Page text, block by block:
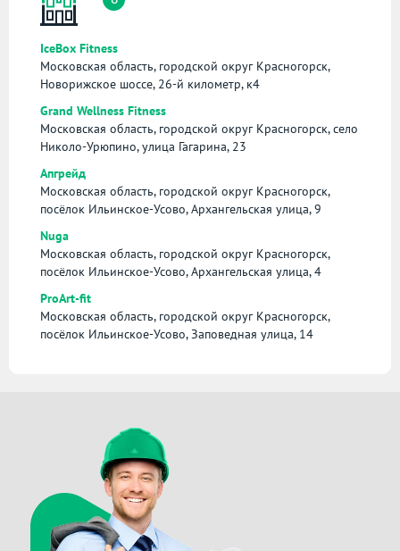
IceBox Fitness
Московская область, городской округ Красногорск,
Новорижское шоссе, 26-й километр, к4
Grand Wellness Fitness
Московская область, городской округ Красногорск, село
Николо-Урюпино, улица Гагарина, 23
Апгрейд
Московская область, городской округ Красногорск,
посёлок Ильинское-Усово, Архангельская улица, 9
Nuga
Московская область, городской округ Красногорск,
посёлок Ильинское-Усово, Архангельская улица, 4
ProArt-fit
Московская область, городской округ Красногорск,
посёлок Ильинское-Усово, Заповедная улица, 14